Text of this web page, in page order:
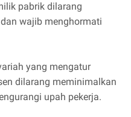
pabrik dilarang
wajib menghormati
yang mengatur
dilarang meminimalkan
upah pekerja.